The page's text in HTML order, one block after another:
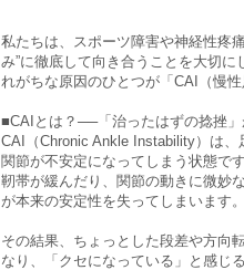
私たちは、スポーツ障害や神経性疼
み”に徹底して向き合うことを大切に
れがちな原因のひとつが「CAI（慢性
■CAIとは？──「治ったはずの捻挫
CAI（Chronic Ankle Instability）は、
関節が不安定になってしまう状態で
靭帯が緩んだり、関節の動きに微妙
が本来の安定性を失ってしまいます。
その結果、ちょっとした段差や方向
なり、「クセになっている」と感じ